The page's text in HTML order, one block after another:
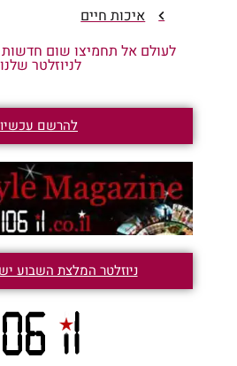
איכות חיים
לעולם אל תחמיצו שום
לניוזלטר
להרשם עכשיו
ניוזלטר המלצת השבוע